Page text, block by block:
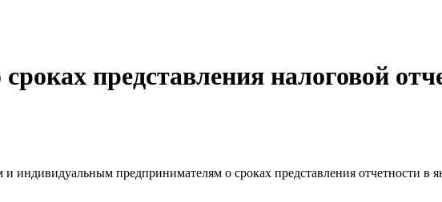
представления налоговой
предпринимателям о сроках представления отчетности в